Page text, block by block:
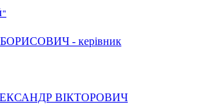
- керівник
ВІКТОРОВИЧ